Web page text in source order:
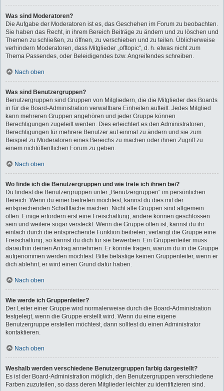
Was sind Moderatoren?
Die Aufgabe der Moderatoren ist es, das Geschehen im Forum zu beobachten.
Sie haben das Recht, in ihrem Bereich Beiträge zu ändern und zu löschen und
Themen zu schließen, zu öffnen, zu verschieben und zu teilen. Üblicherweise
verhindern Moderatoren, dass Mitglieder „offtopic“, d. h. etwas nicht zum
Thema Passendes, oder Beleidigendes bzw. Angreifendes schreiben.
Nach oben
Was sind Benutzergruppen?
Benutzergruppen sind Gruppen von Mitgliedern, die die Mitglieder des Boards
in für die Board-Administration verwaltbare Einheiten aufteilt. Jedes Mitglied
kann mehreren Gruppen angehören und jeder Gruppe können
Berechtigungen zugeteilt werden. Dies erleichtert es den Administratoren,
Berechtigungen für mehrere Benutzer auf einmal zu ändern und sie zum
Beispiel zu Moderatoren eines Bereichs zu machen oder ihnen Zugriff zu
einem nichtöffentlichen Forum zu geben.
Nach oben
Wo finde ich die Benutzergruppen und wie trete ich ihnen bei?
Du findest die Benutzergruppen unter „Benutzergruppen“ im persönlichen
Bereich. Wenn du einer beitreten möchtest, kannst du dies mit der
entsprechenden Schaltfläche machen. Nicht alle Gruppen sind allgemein
offen. Einige erfordern erst eine Freischaltung, andere können geschlossen
sein und weitere sogar versteckt. Wenn die Gruppe offen ist, kannst du ihr
einfach durch die entsprechende Funktion beitreten; verlangt die Gruppe eine
Freischaltung, so kannst du dich für sie bewerben. Ein Gruppenleiter muss
daraufhin deinen Antrag annehmen. Er könnte fragen, warum du in die Gruppe
aufgenommen werden möchtest. Bitte belästige keinen Gruppenleiter, wenn er
dich ablehnt, er wird einen Grund dafür haben.
Nach oben
Wie werde ich Gruppenleiter?
Der Leiter einer Gruppe wird normalerweise durch die Board-Administration
festgelegt, wenn die Gruppe erstellt wird. Wenn du eine eigene
Benutzergruppe erstellen möchtest, dann solltest du einen Administrator
kontaktieren.
Nach oben
Weshalb werden verschiedene Benutzergruppen farbig dargestellt?
Es ist der Board-Administration möglich, den Benutzergruppen verschiedene
Farben zuzuteilen, so dass deren Mitglieder leichter zu identifizieren sind.